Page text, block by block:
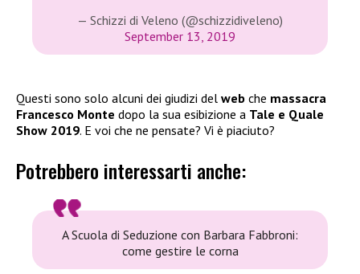
— Schizzi di Veleno (@schizzidiveleno)
September 13, 2019
Questi sono solo alcuni dei giudizi del web che massacra
Francesco Monte dopo la sua esibizione a Tale e Quale
Show 2019. E voi che ne pensate? Vi è piaciuto?
Potrebbero interessarti anche:
A Scuola di Seduzione con Barbara Fabbroni:
come gestire le corna